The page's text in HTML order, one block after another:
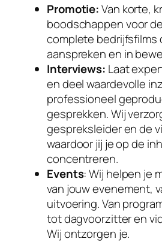
Promotie:Van korte,
boodschappen voor
complete bedrijfsfilms
aanspreken en in
Interviews: Laat
en deel waardevolle
professioneel
gesprekken. Wij
gespreksleider en de
waardoor jij je op de
concentreren.
Events: Wij helpen je
van jouw evenement,
uitvoering. Van
tot dagvoorzitter en
Wij ontzorgen je.